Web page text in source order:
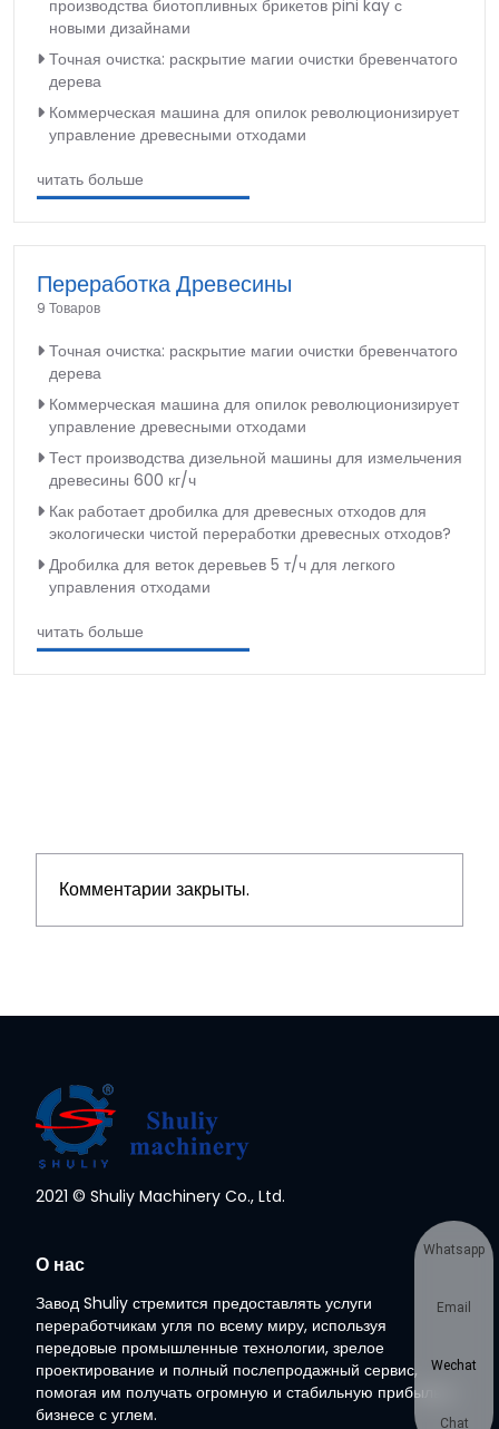
производства биотопливных брикетов pini kay с
новыми дизайнами
Точная очистка: раскрытие магии очистки бревенчатого
дерева
Коммерческая машина для опилок революционизирует
управление древесными отходами
читать больше
Переработка Древесины
9 Товаров
Точная очистка: раскрытие магии очистки бревенчатого
дерева
Коммерческая машина для опилок революционизирует
управление древесными отходами
Тест производства дизельной машины для измельчения
древесины 600 кг/ч
Как работает дробилка для древесных отходов для
экологически чистой переработки древесных отходов?
Дробилка для веток деревьев 5 т/ч для легкого
управления отходами
читать больше
Комментарии закрыты.
2021 © Shuliy Machinery Co., Ltd.
О нас
Завод Shuliy стремится предоставлять услуги
переработчикам угля по всему миру, используя
передовые промышленные технологии, зрелое
проектирование и полный послепродажный сервис,
помогая им получать огромную и стабильную прибыль в
бизнесе с углем.
Whatsapp
Email
Wechat
Chat